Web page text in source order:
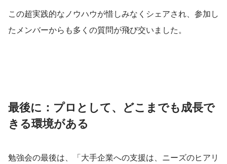
この超実践的なノウハウが惜しみなくシェアされ、参加し
たメンバーからも多くの質問が飛び交いました。
最後に：プロとして、どこまでも成長で
きる環境がある
勉強会の最後は、「大手企業への支援は、ニーズのヒアリ